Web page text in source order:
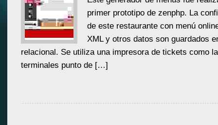
primer prototipo de zenphp. La
de este restaurante con menú
XML y otros datos son guardados
relacional. Se utiliza una impresora de tickets como
terminales punto de […]